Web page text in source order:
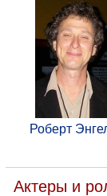
Роберт
Актеры и